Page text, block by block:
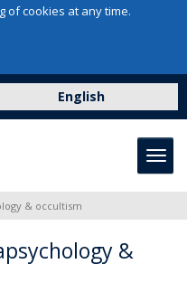
of cookies at any time.
English
& occultism
&